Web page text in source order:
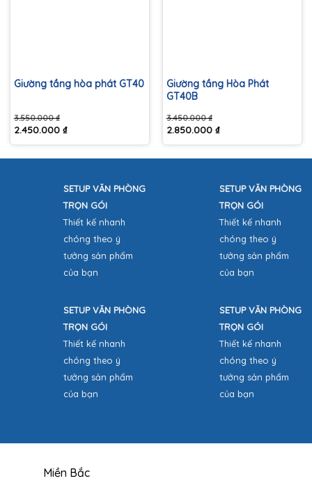
Giường tầng hòa phát GT40
3.550.000₫
Giá
gốc
2.450.000 ₫
Giá
hiện
Giường tầng Hòa Phát
GT40B
3.450.000₫
Giá
gốc
2.850.000 ₫
Giá
hiện
SETUP VĂN PHÒNG
TRỌN GÓI
Thiết kế nhanh
chóng theo ý
tưởng sản phẩm
của bạn
SETUP VĂN PHÒNG
TRỌN GÓI
Thiết kế nhanh
chóng theo ý
tưởng sản phẩm
của bạn
SETUP VĂN PHÒNG
TRỌN GÓI
Thiết kế nhanh
chóng theo ý
tưởng sản phẩm
của bạn
SETUP VĂN PHÒNG
TRỌN GÓI
Thiết kế nhanh
chóng theo ý
tưởng sản phẩm
của bạn
Miền Bắc